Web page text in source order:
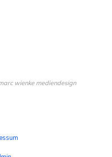
wienke mediendesign